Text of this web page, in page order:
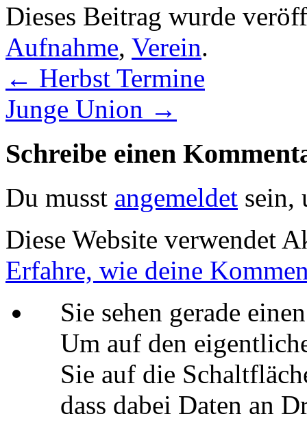
Dieses Beitrag wurde
Aufnahme, Verein.
← Herbst Termine
Junge Union →
Schreibe einen
Du musst angemeldet sein,
Diese Website verwendet
Erfahre, wie deine
Sie sehen gerade
Um auf den
Sie auf die
dass dabei Daten an